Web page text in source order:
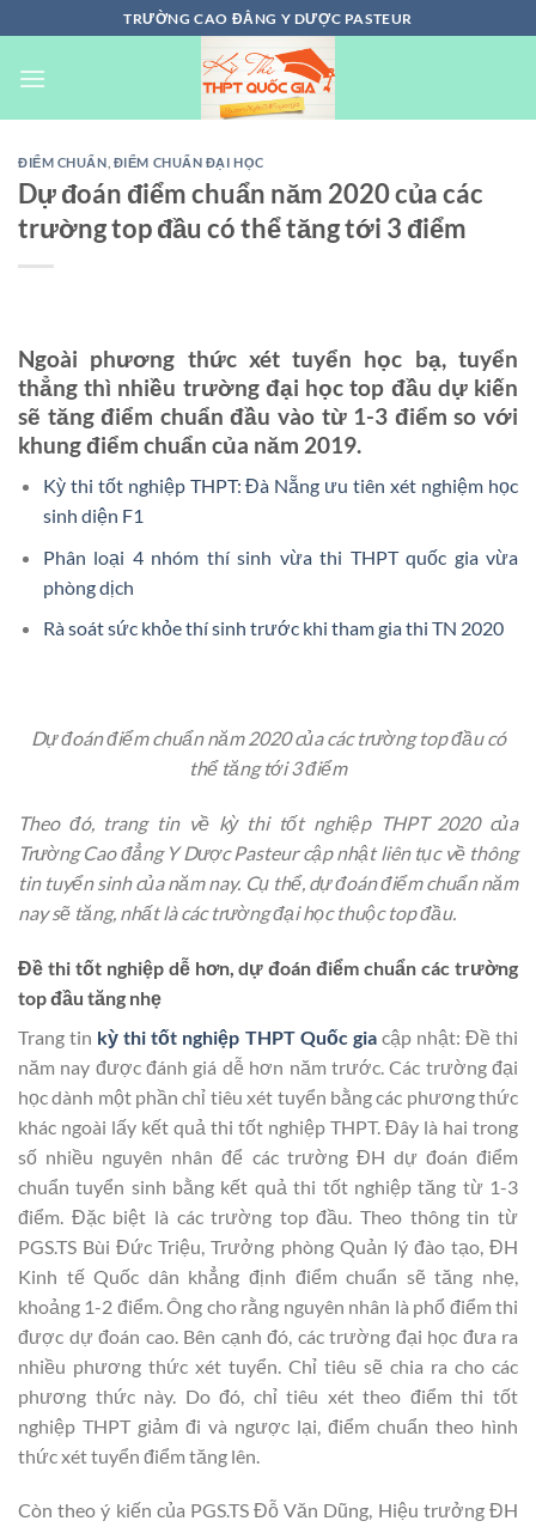
đến
nội
TRƯỜNG CAO ĐẲNG Y DƯỢC PASTEUR
ĐIỂM CHUẨN ĐIỂM CHUẨN ĐẠI HỌC
Dự đoán điểm chuẩn năm 2020 của các
trường top ​đầu có thể tăng tới 3 điểm
Ngoài phương thức xét tuyển học bạ, tuyển
thẳng thì nhiều trường đại học top đầu dự kiến
sẽ tăng điểm chuẩn đầu vào từ 1-3 điểm so với
khung điểm chuẩn của năm 2019.
Kỳ thi tốt nghiệp THPT: Đà Nẵng ưu tiên xét nghiệm học
sinh diện F1
Phân loại 4 nhóm thí sinh vừa thi THPT quốc gia vừa
phòng dịch
Rà soát sức khỏe thí sinh trước khi tham gia thi TN 2020
Dự đoán điểm chuẩn năm 2020 của các trường top ​đầu có
thể tăng tới 3 điểm
Theo đó, trang tin về kỳ thi tốt nghiệp THPT 2020 của
Trường Cao đẳng Y Dược Pasteur cập nhật liên tục về thông
tin tuyển sinh của năm nay. Cụ thể, dự đoán điểm chuẩn năm
nay sẽ tăng, nhất là các trường đại học thuộc top đầu.
Đề thi tốt nghiệp dễ hơn, dự đoán điểm chuẩn các trường
top đầu tăng nhẹ
Trang tin kỳ thi tốt nghiệp THPT Quốc giacập nhật: Đề thi
năm nay được đánh giá dễ hơn năm trước. Các trường đại
học dành một phần chỉ tiêu xét tuyển bằng các phương thức
khác ngoài lấy kết quả thi tốt nghiệp THPT. Đây là hai trong
số nhiều nguyên nhân để các trường ĐH dự đoán điểm
chuẩn tuyển sinh bằng kết quả thi tốt nghiệp tăng từ 1-3
điểm. Đặc biệt là các trường top đầu. Theo thông tin từ
PGS.TS Bùi Đức Triệu, Trưởng phòng Quản lý đào tạo, ĐH
Kinh tế Quốc dân khẳng định điểm chuẩn sẽ tăng nhẹ,
khoảng 1-2 điểm. Ông cho rằng nguyên nhân là phổ điểm thi
được dự đoán cao. Bên cạnh đó, các trường đại học đưa ra
nhiều phương thức xét tuyển. Chỉ tiêu sẽ chia ra cho các
phương thức này. Do đó, chỉ tiêu xét theo điểm thi tốt
nghiệp THPT giảm đi và ngược lại, điểm chuẩn theo hình
thức xét tuyển điểm tăng lên.
Còn theo ý kiến của PGS.TS Đỗ Văn Dũng, Hiệu trưởng ĐH